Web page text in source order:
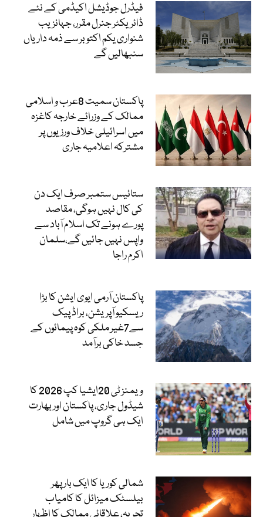
فیڈرل جوڈیشل اکیڈمی کے نئے
ڈائریکٹر جنرل مقرر، جہانزیب
شنواری یکم اکتوبر سے ذمہ داریاں
سنبھالیں گے
پاکستان سمیت 8عرب و اسلامی
ممالک کے وزرائے خارجہ کاغزہ
میں اسرائیلی خلاف ورزیوں پر
مشترکہ اعلامیہ جاری
ستائیس ستمبر صرف ایک دن
کی کال نہیں ہوگی، مقاصد
پورے ہونے تک اسلام آباد سے
واپس نہیں جائیں گے،سلمان
اکرم راجا
پاکستان آرمی ایوی ایشن کا بڑا
ریسکیو آپریشن، براڈ پیک
سے7غیر ملکی کوہ پیمائوں کے
جسد خاکی برآمد
ویمنز ٹی 20ایشیا کپ 2026 کا
شیڈول جاری، پاکستان اور بھارت
ایک ہی گروپ میں شامل
شمالی کوریا کا ایک بار پھر
بیلسٹک میزائل کا کامیاب